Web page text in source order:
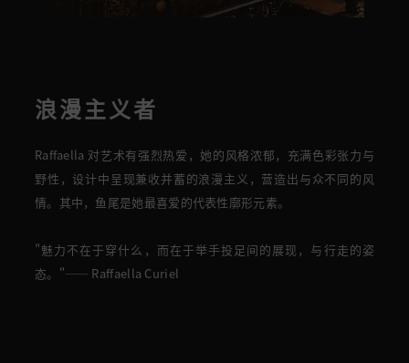
浪漫主义者
Raffaella 对艺术有强烈热爱， 她的 风格浓郁，充满色彩张力与
野性，设计中呈现兼收并蓄的浪漫主义 ， 营造出与众不同的 风
情。 其中，鱼尾是她最喜爱的代表性廓形元素。
" 魅力不在于穿什么，而在于 举手投足间的展现，与行走的姿
态。"—— Raffaella Curiel